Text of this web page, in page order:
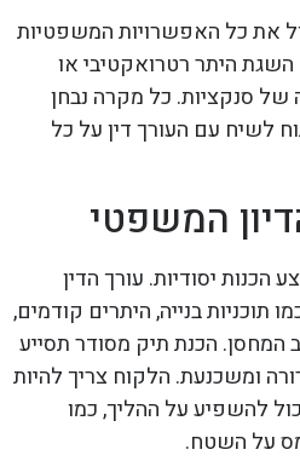
את כל האפשרויות המשפטיות
היתר רטרואקטיבי או
סנקציות. כל מקרה נבחן
לשיח עם העורך דין על כל
המשפטי
הכנות יסודיות. עורך הדין
תוכניות בנייה, היתרים קודמים,
הכנת תיק מסודר תסייע
ומשכנעת. הלקוח צריך להיות
להשפיע על ההליך, כמו
על השטח.